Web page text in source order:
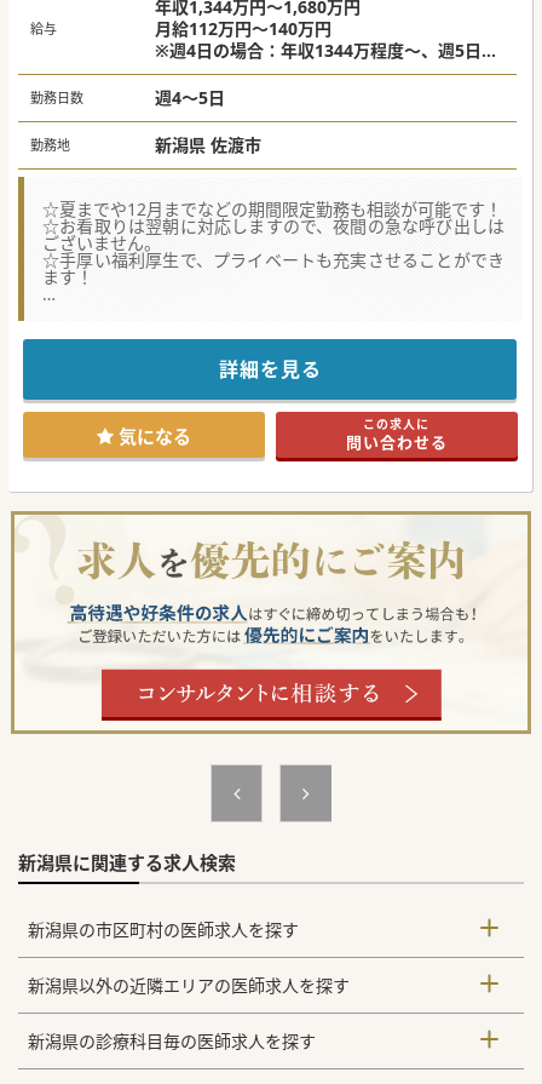
給与
年収1,344万円～1,680万円
月給112万円～140万円
※週4日の場合：年収1344万程度～、週5日の
場合：年収1680万程度～
勤務日数 週4～5日
勤務地 新潟県 佐渡市
☆夏までや12月までなどの期間限定勤務も相談が可能です！
☆お看取りは翌朝に対応しますので、夜間の急な呼び出しは
ございません。
☆手厚い福利厚生で、プライベートも充実させることができ
ます！
おり、
フォロー体制や法人内での連携もしっかりしていますので、
安心してご勤務いただくことが可能です！
特殊な立地となりますが、週末は帰省が可能です！
お看取りは翌朝の対応ですので、オンコールや臨時呼び出し
は無く、週4日の勤務もご相談できます。
各種手当などの福利厚生もしっかりしているので働き易く、
プライベートの充実も図れます。
#秋入職可
詳細を見る
気になる この求人に
問い合わせる
新潟県に関連する求人検索
新潟県の市区町村の医師求人を探す
新潟県以外の近隣エリアの医師求人を探す
新潟県の診療科目毎の医師求人を探す